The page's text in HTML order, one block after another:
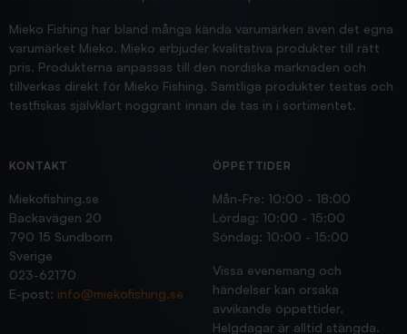
Mieko Fishing har bland många kända varumärken även det egna
varumärket Mieko. Mieko erbjuder kvalitativa produkter till rätt
pris. Produkterna anpassas till den nordiska marknaden och
tillverkas direkt för Mieko Fishing. Samtliga produkter testas och
testfiskas självklart noggrant innan de tas in i sortimentet.
KONTAKT
Miekofishing.se
Backavägen 20
790 15 Sundborn
Sverige
023-62170
E-post: info@miekofishing.se
ÖPPETTIDER
Mån-Fre: 10:00 - 18:00
Lördag: 10:00 - 15:00
Söndag: 10:00 - 15:00
Vissa evenemang och
händelser kan orsaka
avvikande öppettider.
Helgdagar är alltid stängda.